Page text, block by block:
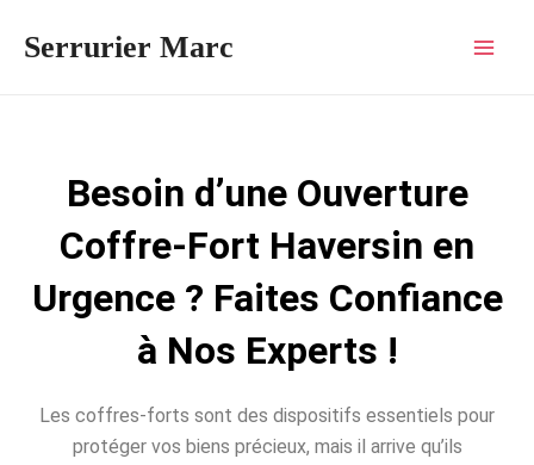
Serrurier Marc
Besoin d’une Ouverture
Coffre-Fort Haversin en
Urgence ? Faites Confiance
à Nos Experts !
Les coffres-forts sont des dispositifs essentiels pour
protéger vos biens précieux, mais il arrive qu’ils